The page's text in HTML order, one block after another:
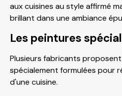
aux cuisines au style affirmé
brillant dans une ambiance
Les peintures
Plusieurs fabricants
spécialement formulées pour
d'une cuisine.